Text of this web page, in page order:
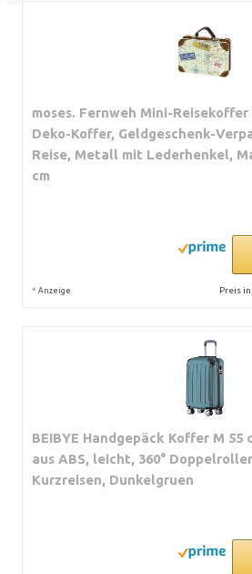
moses. Fernweh Mini-Reisekoffer
Deko-Koffer, Geldgeschenk-
Reise, Metall mit Lederhenkel,
cm
* Anzeige Preis
BEIBYE Handgepäck Koffer M 55
aus ABS, leicht, 360°
Kurzreisen, Dunkelgruen